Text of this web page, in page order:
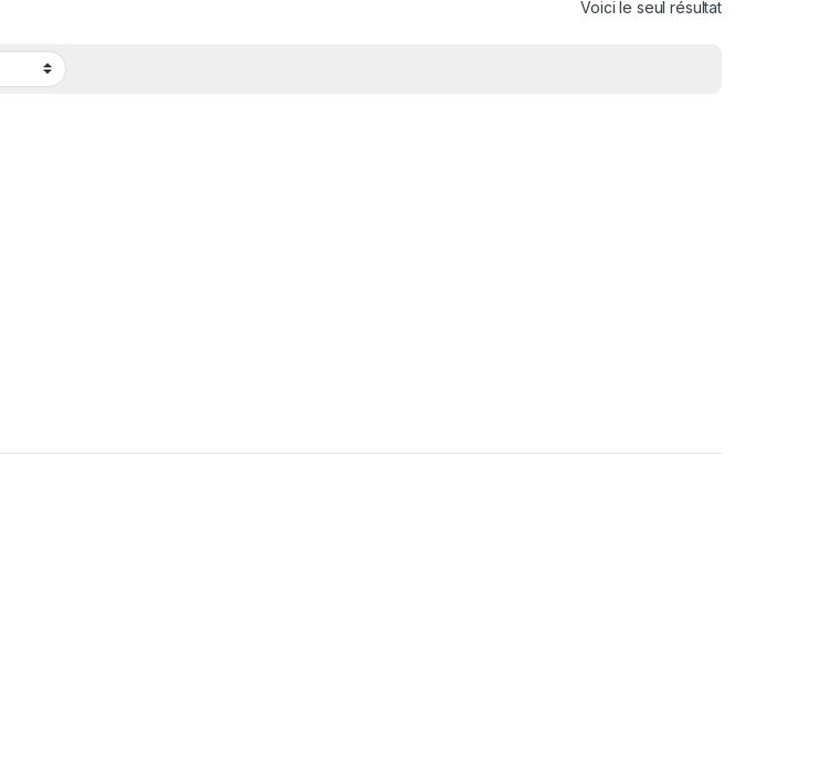
Voici le seul résultat